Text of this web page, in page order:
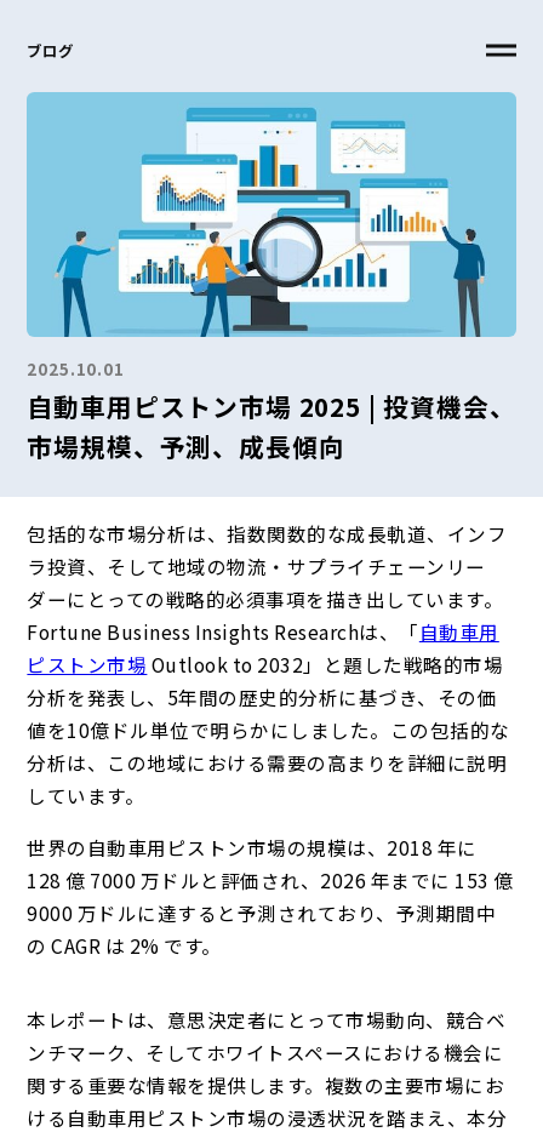
ブログ
2025.10.01
自動車用ピストン市場 2025 | 投資機会、
市場規模、予測、成長傾向
包括的な市場分析は、指数関数的な成長軌道、インフ
ラ投資、そして地域の物流・サプライチェーンリー
ダーにとっての戦略的必須事項を描き出しています。
Fortune Business Insights Researchは、「自動車用
ピストン市場 Outlook to 2032」と題した戦略的市場
分析を発表し、5年間の歴史的分析に基づき、その価
値を10億ドル単位で明らかにしました。この包括的な
分析は、この地域における需要の高まりを詳細に説明
しています。
世界の自動車用ピストン市場の規模は、2018 年に
128 億 7000 万ドルと評価され、2026 年までに 153 億
9000 万ドルに達すると予測されており、予測期間中
の CAGR は 2% です。
本レポートは、意思決定者にとって市場動向、競合ベ
ンチマーク、そしてホワイトスペースにおける機会に
関する重要な情報を提供します。複数の主要市場にお
ける自動車用ピストン市場の浸透状況を踏まえ、本分